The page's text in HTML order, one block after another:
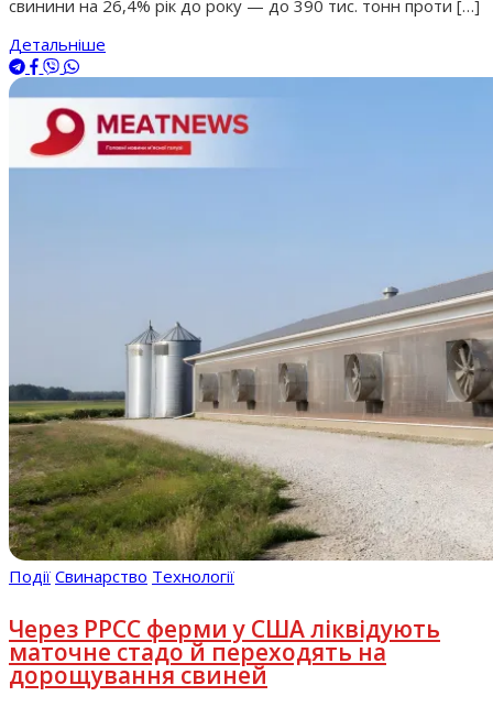
свинини на 26,4% рік до року — до 390 тис. тонн проти […]
Детальніше
Події Свинарство Технології
Через РРСС ферми у США ліквідують
маточне стадо й переходять на
дорощування свиней